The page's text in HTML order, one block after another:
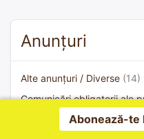
Anunțuri
Alte anunțuri / Diverse (14)
Comunicări obligatorii ale
Elaborare proiecte tehnice
Abonează-te